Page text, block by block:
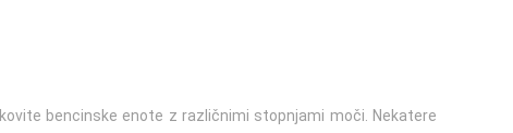
bencinske enote z različnimi stopnjami moči. Nekatere